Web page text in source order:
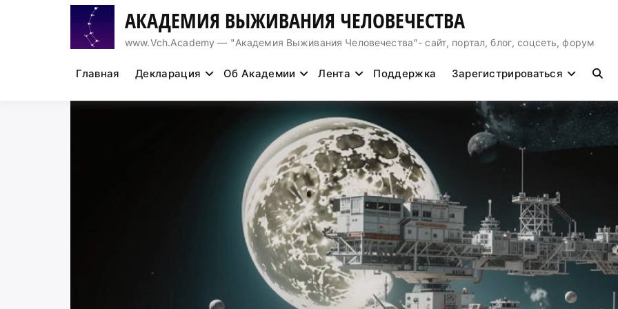
АКАДЕМИЯ ВЫЖИВАНИЯ ЧЕЛОВЕЧЕСТВА
www.Vch.Academy — "Академия Выживания Человечества"- сайт, портал, блог, соцсеть, форум
Главная Декларация Об Академии Лента Поддержка Зарегистрироваться